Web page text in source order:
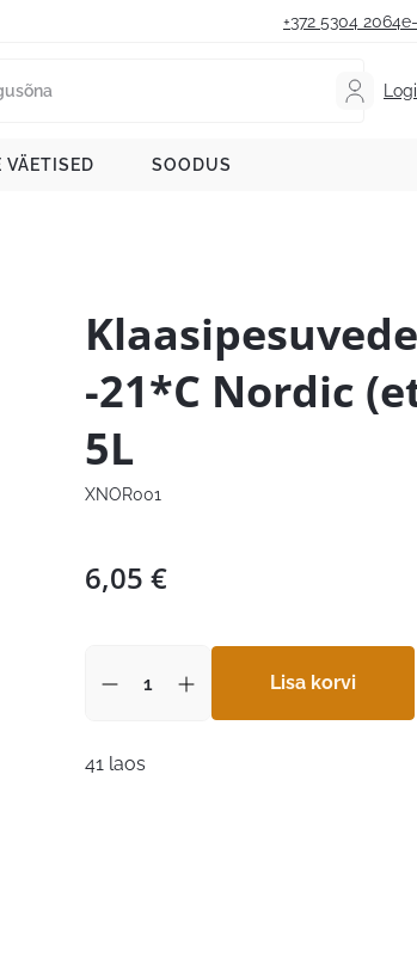
+372 5304 2064
VÄETISED SOODUS
-21*C Nordic
5L
XNOR001
6,05 €
Lisa korvi
41 laos